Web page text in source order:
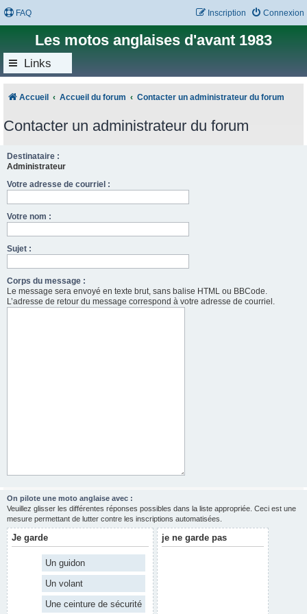
FAQ Connexion
Inscription
Les motos anglaises d'avant 1983
Links
Accueil Accueil du forum Contacter un administrateur du forum
Contacter un administrateur du forum
Destinataire :
Administrateur
Votre adresse de courriel :
Votre nom :
Sujet :
Corps du message :
Le message sera envoyé en texte brut, sans balise HTML ou BBCode.
L’adresse de retour du message correspond à votre adresse de courriel.
On pilote une moto anglaise avec :
Veuillez glisser les différentes réponses possibles dans la liste appropriée. Ceci est une
mesure permettant de lutter contre les inscriptions automatisées.
Je garde
Un guidon
Un volant
Une ceinture de sécurité
je ne garde pas